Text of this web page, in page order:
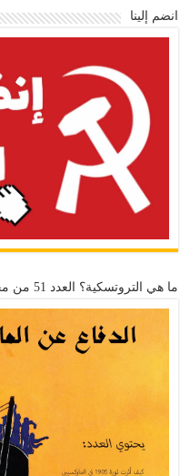
انضم إلينا
ما هي التروتسكية؟ العدد 51 من مجلة “الدفاع عن الماركسية”!